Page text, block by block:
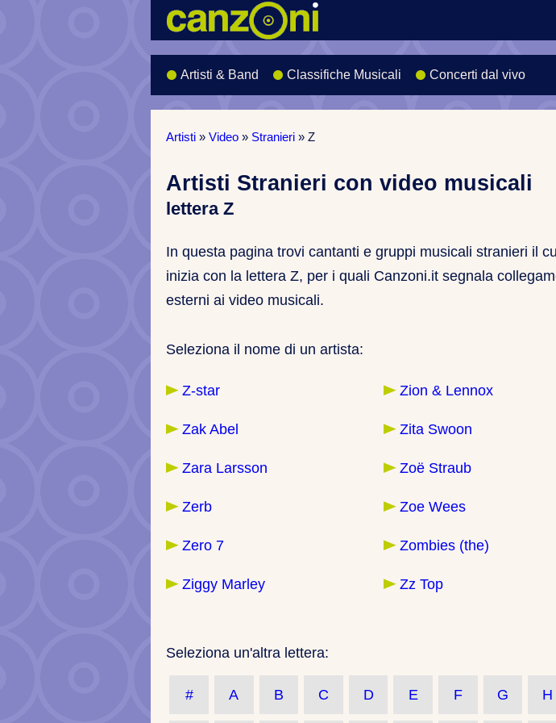
Artisti & Band Classifiche Musicali Concerti dal vivo
Artisti »Video » Stranieri »Z
Artisti Stranieri con video musicali
lettera Z
In questa pagina trovi cantanti e gruppi musicali stranieri il
inizia con la lettera Z, per i quali Canzoni.it segnala
esterni ai video musicali.
Seleziona il nome di un artista:
Z-star
Zak Abel
Zara Larsson
Zerb
Zero 7
Ziggy Marley
Zion & Lennox
Zita Swoon
Zoë Straub
Zoe Wees
Zombies (the)
Zz Top
Seleziona un'altra lettera:
# A B C D E F G H